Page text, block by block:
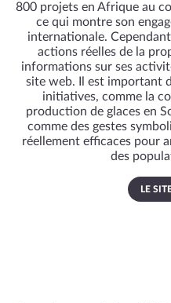
800 projets en Afrique au
ce qui montre son
internationale.
actions réelles de la
informations sur ses
site web. Il est important
initiatives, comme la
production de glaces en
comme des gestes
réellement efficaces pour
des
LE